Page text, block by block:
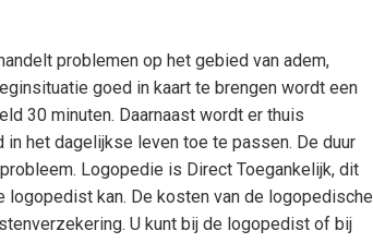
problemen op het gebied van adem,
goed in kaart te brengen wordt een
30 minuten. Daarnaast wordt er thuis
het dagelijkse leven toe te passen. De duur
Logopedie is Direct Toegankelijk, dit
logopedist kan. De kosten van de logopedische
U kunt bij de logopedist of bij